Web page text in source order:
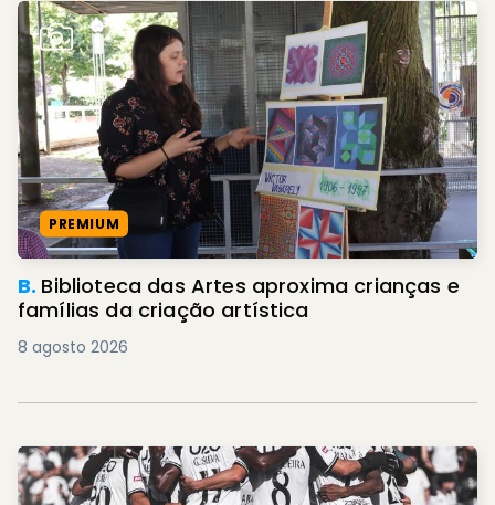
PREMIUM
B. Biblioteca das Artes aproxima crianças e
famílias da criação artística
8 agosto 2026